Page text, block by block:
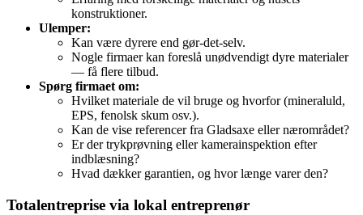
konstruktioner.
Ulemper:
Kan være dyrere end gør‑det‑selv.
Nogle firmaer kan foreslå unødvendigt dyre materialer
— få flere tilbud.
Spørg firmaet om:
Hvilket materiale de vil bruge og hvorfor (mineraluld,
EPS, fenolsk skum osv.).
Kan de vise referencer fra Gladsaxe eller nærområdet?
Er der trykprøvning eller kamerainspektion efter
indblæsning?
Hvad dækker garantien, og hvor længe varer den?
Totalentreprise via lokal entreprenør